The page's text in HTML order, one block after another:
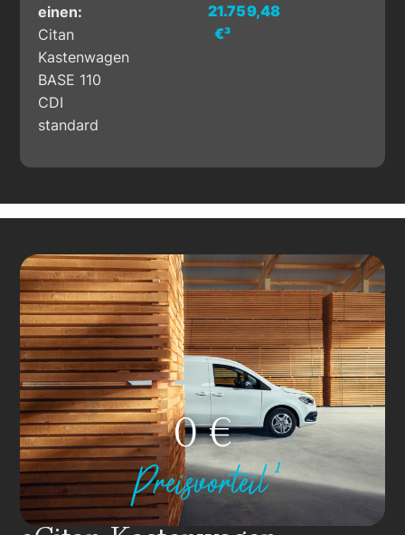
einen:
Citan
Kastenwagen
BASE 110
CDI
standard
21.759,48
€³
Preisvorteil¹
0 €